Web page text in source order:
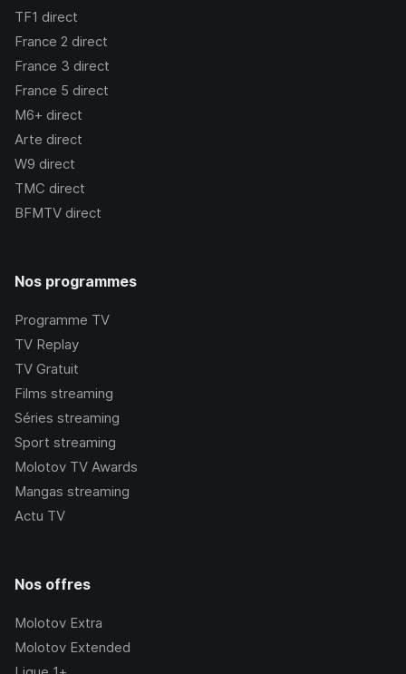
TF1 direct
France 2 direct
France 3 direct
France 5 direct
M6+ direct
Arte direct
W9 direct
TMC direct
BFMTV direct
Nos programmes
Programme TV
TV Replay
TV Gratuit
Films streaming
Séries streaming
Sport streaming
Molotov TV Awards
Mangas streaming
Actu TV
Nos offres
Molotov Extra
Molotov Extended